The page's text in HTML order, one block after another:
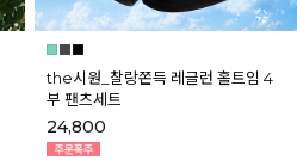
the시원_찰랑쫀득 레글런 홀트임 4
부 팬츠세트
24,800